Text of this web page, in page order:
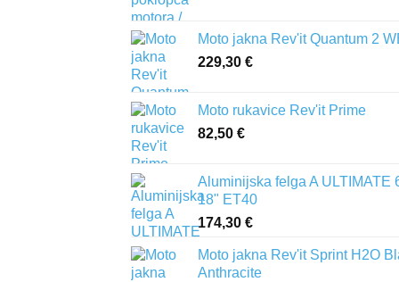
Moto jakna Rev'it Quantum 2
229,30 €
Moto rukavice Rev'it Prime
82,50 €
Aluminijska felga A ULTIMATE
18" ET40
174,30 €
Moto jakna Rev'it Sprint H2O
Anthracite